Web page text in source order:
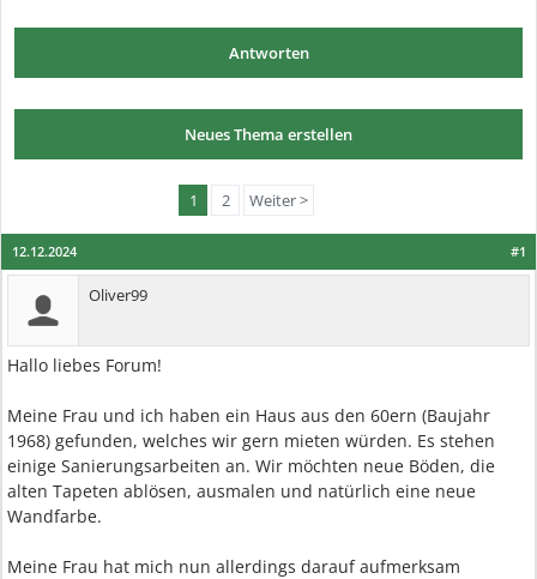
Antworten
Neues Thema erstellen
1 2 Weiter >
#1
12.12.2024
Oliver99
Hallo liebes Forum!
Meine Frau und ich haben ein Haus aus den 60ern (Baujahr
1968) gefunden, welches wir gern mieten würden. Es stehen
einige Sanierungsarbeiten an. Wir möchten neue Böden, die
alten Tapeten ablösen, ausmalen und natürlich eine neue
Wandfarbe.
Meine Frau hat mich nun allerdings darauf aufmerksam